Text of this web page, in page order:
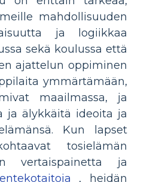
mahdollisuuden
ja logiikkaa
sekä koulussa että
ajattelun oppiminen
ymmärtämään,
maailmassa, ja
ja älykkäitä ideoita ja
Kun lapset
tosielämän
vertaispainetta ja
, heidän